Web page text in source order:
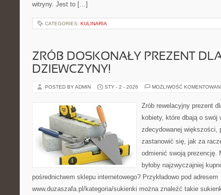
witryny. Jest to […]
CATEGORIES: KULINARIA
ZRÓB DOSKONAŁY PREZENT
DZIEWCZYNY!
POSTED BY ADMIN STY - 2 - 2026 MOŻLIWOŚĆ
Zrób rewelacyjny prezent
kobiety, które dbają o swój
zdecydowanej większości,
zastanowić się, jak za
odmienić swoją prezencję.
byłoby najzwyczajniej
pośrednictwem sklepu internetowego? Przykładowo pod adresem
www.duzaszafa.pl/kategoria/sukienki można znaleźć takie